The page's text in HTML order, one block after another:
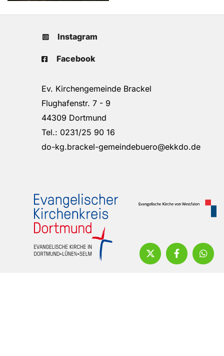
Instagram
Facebook
Ev. Kirchengemeinde Brackel
Flughafenstr. 7 - 9
44309 Dortmund
Tel.: 0231/25 90 16
do-kg.brackel-gemeindebuero@ekkdo.de